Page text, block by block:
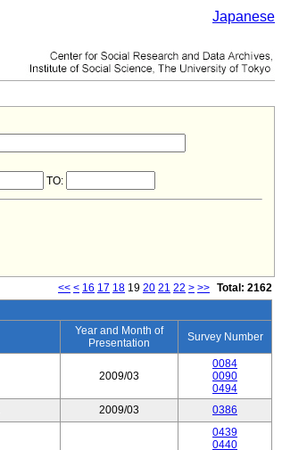
Japanese
TO:
<< < 16 17 18 19 20 21 22 > >> Total: 2162
Year and Month of
Presentation
Survey Number
2009/03
0084
0090
0494
2009/03 0386
0439
0440